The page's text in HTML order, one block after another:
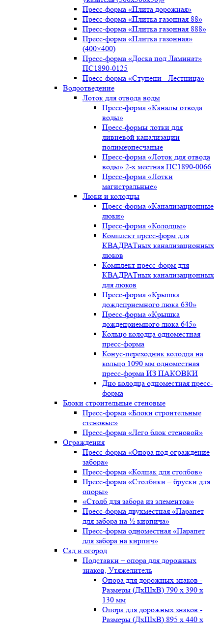
Пресс-форма «Плита дорожная»
Пресс-форма «Плитка газонная 88»
Пресс-форма «Плитка газонная 888»
Пресс-форма «Плитка газонная»
(400×400)
Пресс-форма «Доска под Ламинат»
ПС1890-0125
Пресс-форма «Ступени - Лестница»
Водоотведение
Лоток для отвода воды
Пресс-форма «Каналы отвода
воды»
Пресс-формы лотки для
ливневой канализации
полимерпесчаные
Пресс-форма «Лоток для отвода
воды» 2-х местная ПС1890-0066
Пресс-форма «Лотки
магистральные»
Люки и колодцы
Пресс-форма «Канализационные
люки»
Пресс-форма «Колодцы»
Комплект пресс-форм для
КВАДРАТных канализационных
люков
Комплект пресс-форм для
КВАДРАТных канализационных
для люков
Пресс-форма «Крышка
дождеприемного люка 630»
Пресс-форма «Крышка
дождеприемного люка 645»
Кольцо колодца одноместная
пресс-форма
Конус-переходник колодца на
кольцо 1090 мм одноместная
пресс-форма ИЗ ПАКОВКИ
Дно колодца одноместная пресс-
форма
Блоки строительные стеновые
Пресс-форма «Блоки строительные
стеновые»
Пресс-форма «Лего блок стеновой»
Ограждения
Пресс-форма «Опора под ограждение
забора»
Пресс-форма «Колпак для столбов»
Пресс-форма «Столбики – бруски для
опоры»
«Столб для забора из элементов»
Пресс-форма двухместная «Парапет
для забора на ½ кирпича»
Пресс-форма одноместная «Парапет
для забора на кирпич»
Сад и огород
Подставки – опора для дорожных
знаков, Утяжелитель
Опора для дорожных знаков -
Размеры (ДxШxВ) 790 x 390 x
130 мм
Опора для дорожных знаков -
Размеры (ДxШxВ) 895 x 440 x